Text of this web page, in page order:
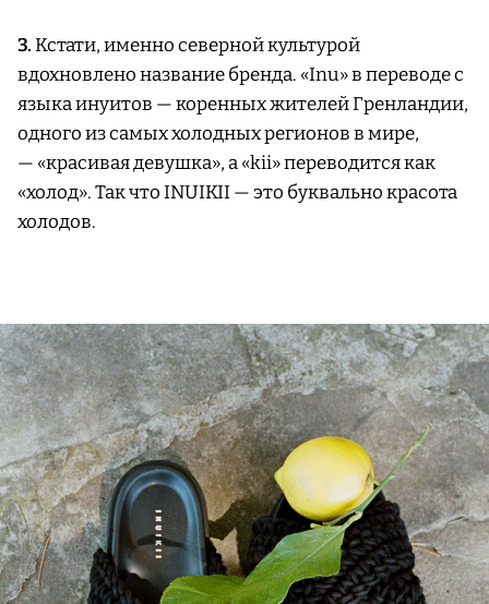
3.Кстати, именно северной культурой
вдохновлено название бренда. «Inu» в переводе с
языка инуитов — коренных жителей Гренландии,
одного из самых холодных регионов в мире,
— «красивая девушка», а «kii» переводится как
«холод». Так что INUIKII — это буквально красота
холодов.